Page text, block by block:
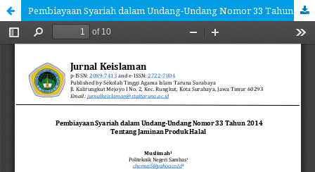
Pembiayaan Syariah dalam Undang-Undang Nomor 33 Tahun 2014 Tentang Jaminan Produk Halal